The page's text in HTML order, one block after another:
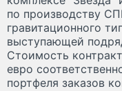
по производству
гравитационного
выступающей
Стоимость
евро
портфеля заказов